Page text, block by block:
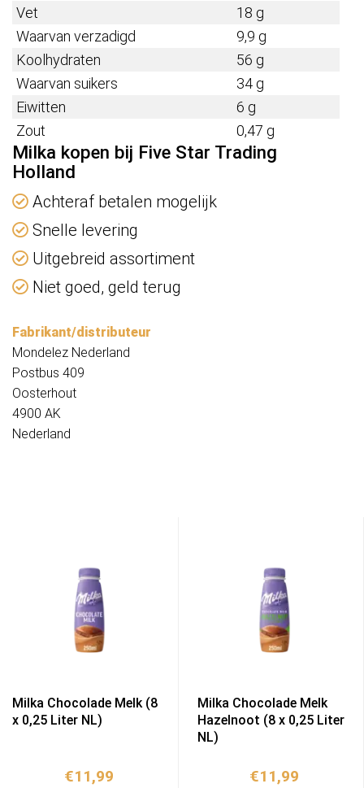
Vet
18 g
Waarvan verzadigd
9,9 g
Koolhydraten
56 g
Waarvan suikers
34 g
Eiwitten
6 g
Zout
0,47 g
Milka kopen bij Five Star Trading
Holland
Achteraf betalen mogelijk
Snelle levering
Uitgebreid assortiment
Niet goed, geld terug
Fabrikant/distributeur
Mondelez Nederland
Postbus 409
Oosterhout
4900 AK
Nederland
Milka Chocolade Melk (8
x 0,25 Liter NL)
€11,99
Milka Chocolade Melk
Hazelnoot (8 x 0,25 Liter
NL)
€11,99